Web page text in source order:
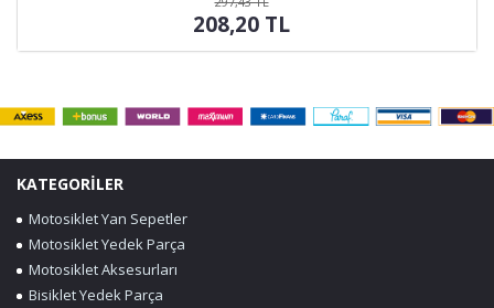
208,20 TL
KATEGORİLER
Motosiklet Yan Sepetler
Motosiklet Yedek Parça
Motosiklet Aksesurları
Bisiklet Yedek Parça